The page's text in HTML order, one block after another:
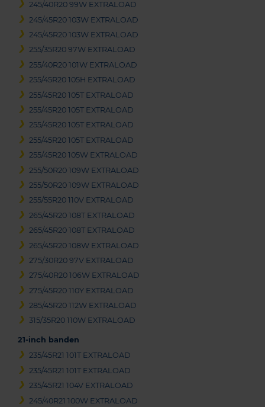
245/40R20 99W EXTRALOAD
245/45R20 103W EXTRALOAD
245/45R20 103W EXTRALOAD
255/35R20 97W EXTRALOAD
255/40R20 101W EXTRALOAD
255/45R20 105H EXTRALOAD
255/45R20 105T EXTRALOAD
255/45R20 105T EXTRALOAD
255/45R20 105T EXTRALOAD
255/45R20 105T EXTRALOAD
255/45R20 105W EXTRALOAD
255/50R20 109W EXTRALOAD
255/50R20 109W EXTRALOAD
255/55R20 110V EXTRALOAD
265/45R20 108T EXTRALOAD
265/45R20 108T EXTRALOAD
265/45R20 108W EXTRALOAD
275/30R20 97V EXTRALOAD
275/40R20 106W EXTRALOAD
275/45R20 110Y EXTRALOAD
285/45R20 112W EXTRALOAD
315/35R20 110W EXTRALOAD
21-inch banden
235/45R21 101T EXTRALOAD
235/45R21 101T EXTRALOAD
235/45R21 104V EXTRALOAD
245/40R21 100W EXTRALOAD